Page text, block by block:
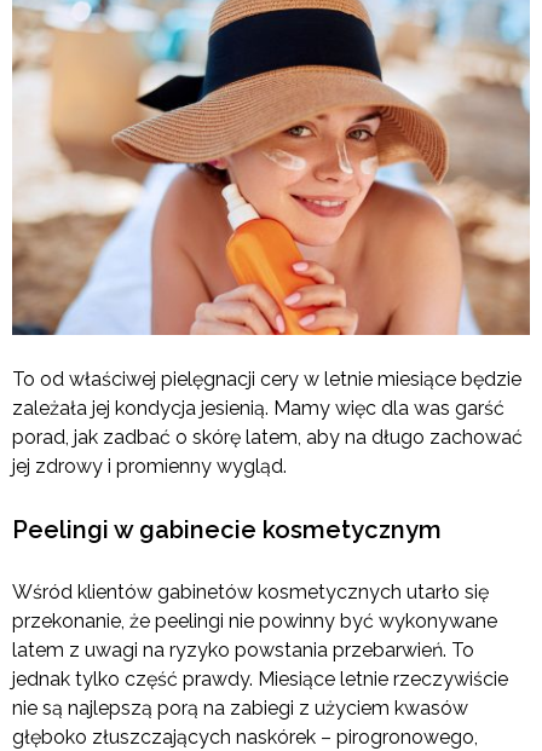
To od właściwej pielęgnacji cery w letnie miesiące będzie
zależała jej kondycja jesienią. Mamy więc dla was garść
porad, jak zadbać o skórę latem, aby na długo zachować
jej zdrowy i promienny wygląd.
Peelingi w gabinecie kosmetycznym
Wśród klientów gabinetów kosmetycznych utarło się
przekonanie, że peelingi nie powinny być wykonywane
latem z uwagi na ryzyko powstania przebarwień. To
jednak tylko część prawdy. Miesiące letnie rzeczywiście
nie są najlepszą porą na zabiegi z użyciem kwasów
głęboko złuszczających naskórek – pirogronowego,